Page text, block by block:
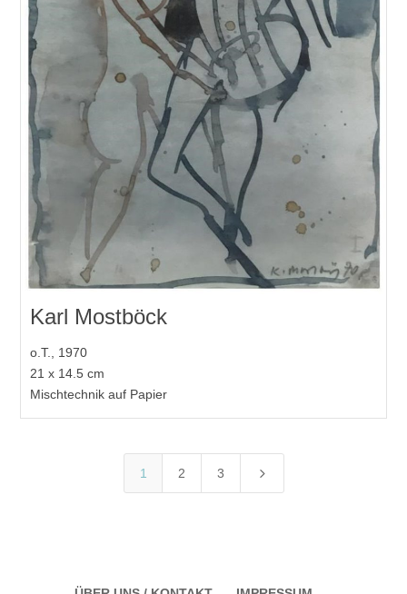
Karl Mostböck
o.T., 1970
21 x 14.5 cm
Mischtechnik auf Papier
1 2 3 5